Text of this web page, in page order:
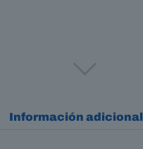
Información adicional